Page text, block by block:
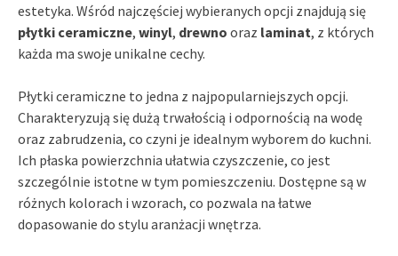
estetyka. Wśród najczęściej wybieranych opcji znajdują się
płytki ceramiczne, winyl, drewno oraz laminat, z których
każda ma swoje unikalne cechy.
Płytki ceramiczne to jedna z najpopularniejszych opcji.
Charakteryzują się dużą trwałością i odpornością na wodę
oraz zabrudzenia, co czyni je idealnym wyborem do kuchni.
Ich płaska powierzchnia ułatwia czyszczenie, co jest
szczególnie istotne w tym pomieszczeniu. Dostępne są w
różnych kolorach i wzorach, co pozwala na łatwe
dopasowanie do stylu aranżacji wnętrza.